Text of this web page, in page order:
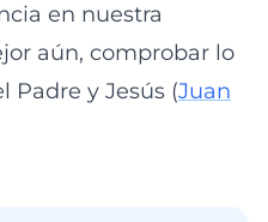
en nuestra
aún, comprobar lo
Padre y Jesús (Juan